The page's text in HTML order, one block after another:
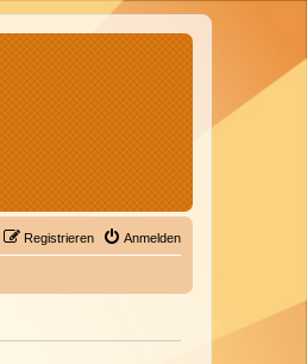
Anmelden
Registrieren